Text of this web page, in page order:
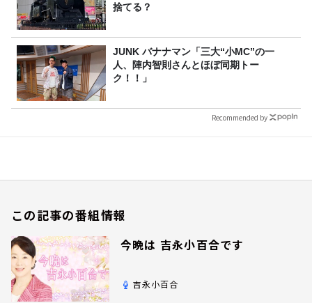
捨てる？
JUNK バナナマン「三大“小MC”の一
人、陣内智則さんとほぼ同期トー
ク！！」
Recommended by
この記事の番組情報
今晩は 吉永小百合です
吉永小百合